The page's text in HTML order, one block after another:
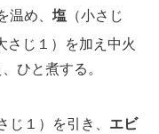
温め、 塩 （小さじ
さじ１）を加え中火
ひと煮する。
じ１）を引き、 エビ